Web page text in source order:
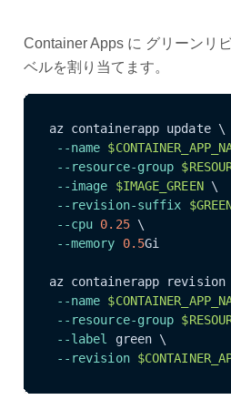
Container Apps に グリーンリ
ベルを割り当てます。
az containerapp update \
--name
--resource-group
--image
$IMAGE_GREEN \
--revision-suffix
--cpu 0.25 \
--memory
0.5Gi
az containerapp revision
--name
--resource-group
--label green \
--revision